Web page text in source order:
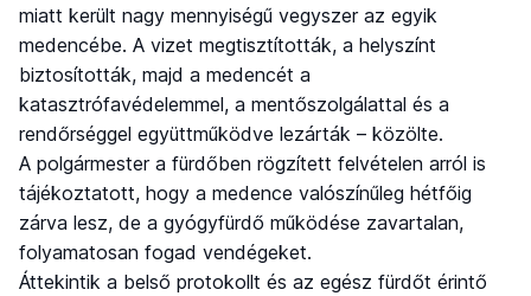
miatt került nagy mennyiségű vegyszer az egyik
medencébe. A vizet megtisztították, a helyszínt
biztosították, majd a medencét a
katasztrófavédelemmel, a mentőszolgálattal és a
rendőrséggel együttműködve lezárták – közölte.
A polgármester a fürdőben rögzített felvételen arról is
tájékoztatott, hogy a medence valószínűleg hétfőig
zárva lesz, de a gyógyfürdő működése zavartalan,
folyamatosan fogad vendégeket.
Áttekintik a belső protokollt és az egész fürdőt érintő